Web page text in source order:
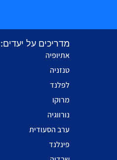
מדריכים על יעדים:
אתיופיה
טנזניה
לפלנד
מרוקו
נורווגיה
ערב הסעודית
פינלנד